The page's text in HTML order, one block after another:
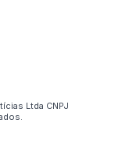
Ltda CNPJ